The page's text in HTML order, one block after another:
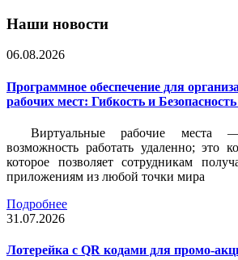
Наши новости
06.08.2026
Программное обеспечение для
рабочих мест: Гибкость и
Виртуальные рабочие
возможность работать удаленно; это
которое позволяет сотрудникам
приложениям из любой точки мира
Подробнее
31.07.2026
Лотерейка c QR кодами для промо-